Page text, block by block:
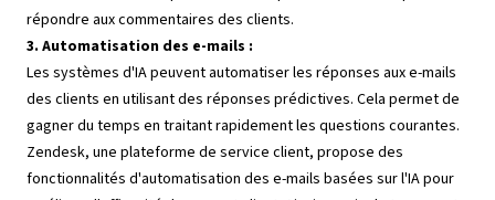
répondre aux commentaires des clients.
3. Automatisation des e-mails :
Les systèmes d'IA peuvent automatiser les réponses aux e-mails
des clients en utilisant des réponses prédictives. Cela permet de
gagner du temps en traitant rapidement les questions courantes.
Zendesk, une plateforme de service client, propose des
fonctionnalités d'automatisation des e-mails basées sur l'IA pour